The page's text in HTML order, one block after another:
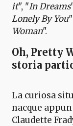
it", "In Dreams
Lonely By You
Woman".
Oh, Pretty
storia
La curiosa
nacque
Claudette